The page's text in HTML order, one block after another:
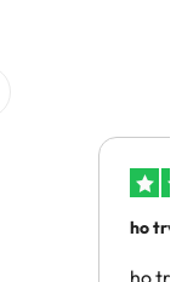
ho
ho